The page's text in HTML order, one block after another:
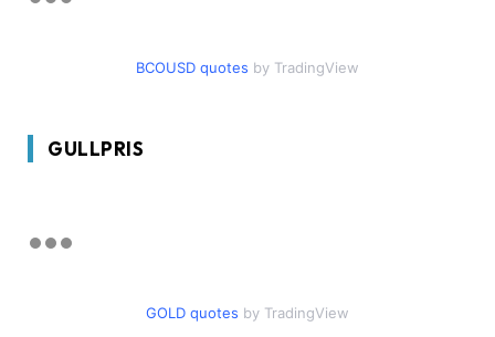
BCOUSD quotes by TradingView
GULLPRIS
GOLD quotes by TradingView